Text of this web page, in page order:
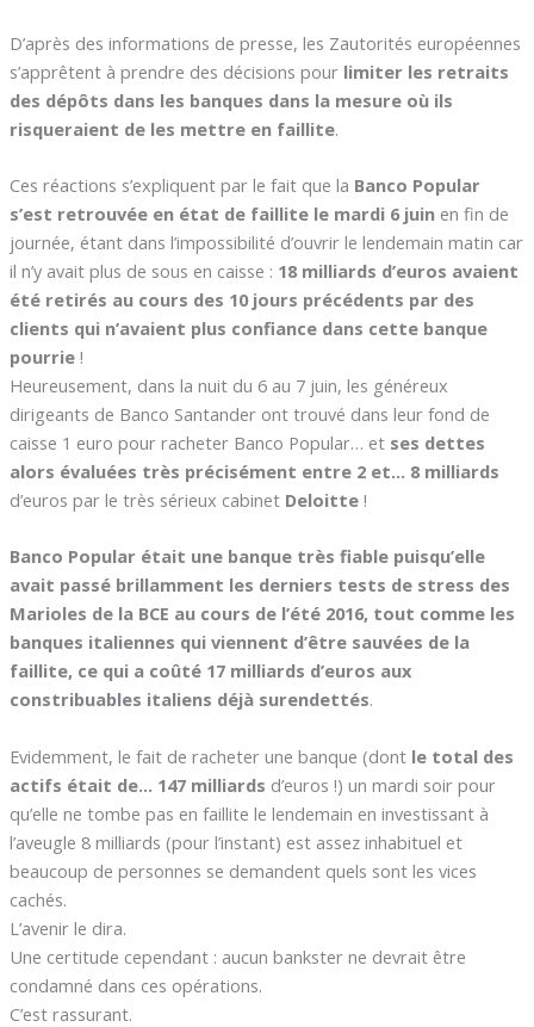
D’après des informations de presse, les Zautorités européennes
s’apprêtent à prendre des décisions pour limiter les retraits
des dépôts dans les banques dans la mesure où ils
risqueraient de les mettre en faillite.
Ces réactions s’expliquent par le fait que la Banco Popular
s’est retrouvée en état de faillite le mardi 6 juin en fin de
journée, étant dans l’impossibilité d’ouvrir le lendemain matin car
il n’y avait plus de sous en caisse : 18 milliards d’euros avaient
été retirés au cours des 10 jours précédents par des
clients qui n’avaient plus confiance dans cette banque
pourrie!
Heureusement, dans la nuit du 6 au 7 juin, les généreux
dirigeants de Banco Santander ont trouvé dans leur fond de
caisse 1 euro pour racheter Banco Popular… et ses dettes
alors évaluées très précisément entre 2 et… 8 milliards
d’euros par le très sérieux cabinetDeloitte !
Banco Popular était une banque très fiable puisqu’elle
avait passé brillamment les derniers tests de stress des
Marioles de la BCE au cours de l’été 2016, tout comme les
banques italiennes qui viennent d’être sauvées de la
faillite, ce qui a coûté 17 milliards d’euros aux
constribuables italiens déjà surendettés.
Evidemment, le fait de racheter une banque (dont le total des
actifs était de… 147 milliards d’euros !) un mardi soir pour
qu’elle ne tombe pas en faillite le lendemain en investissant à
l’aveugle 8 milliards (pour l’instant) est assez inhabituel et
beaucoup de personnes se demandent quels sont les vices
cachés.
L’avenir le dira.
Une certitude cependant : aucun bankster ne devrait être
condamné dans ces opérations.
C’est rassurant.